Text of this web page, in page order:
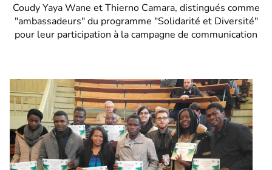
Coudy Yaya Wane et Thierno Camara, distingués comme
"ambassadeurs" du programme "Solidarité et Diversité"
pour leur participation à la campagne de communication